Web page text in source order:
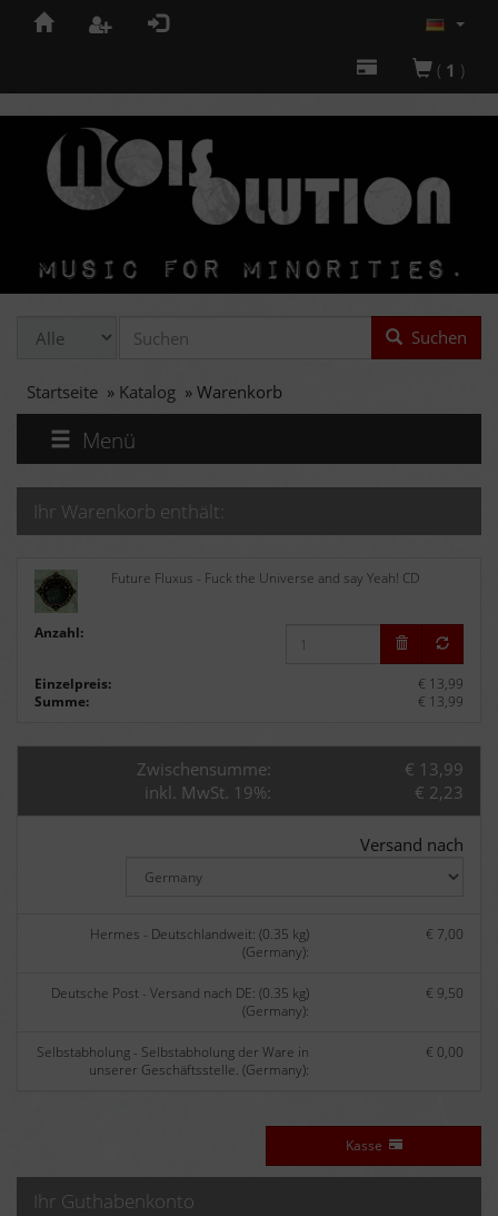
( 1 )
Suchen
Startseite » Katalog » Warenkorb
Menü
Ihr Warenkorb enthält:
Future Fluxus - Fuck the Universe and say Yeah! CD
Anzahl:
Einzelpreis:
€ 13,99
Summe:
€ 13,99
Zwischensumme:
€ 13,99
inkl. MwSt. 19%:
€ 2,23
Versand nach
Hermes - Deutschlandweit: (0.35 kg)
(Germany):
€ 7,00
Deutsche Post - Versand nach DE: (0.35 kg)
(Germany):
€ 9,50
Selbstabholung - Selbstabholung der Ware in
unserer Geschäftsstelle. (Germany):
€ 0,00
Kasse
Ihr Guthabenkonto